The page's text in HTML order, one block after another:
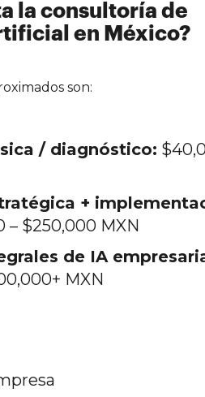
la consultoría de
en México?
son:
/ diagnóstico:
+
– $250,000 MXN
de IA
MXN